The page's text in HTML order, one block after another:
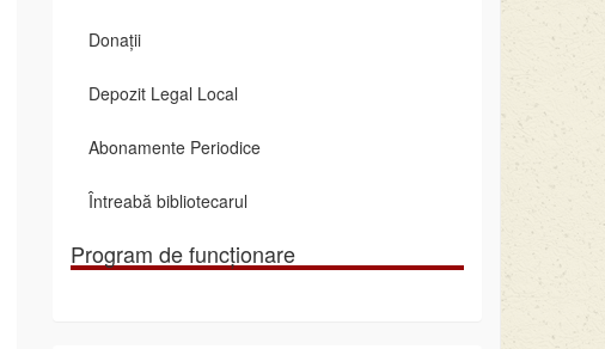
Donații
Depozit Legal Local
Abonamente Periodice
Întreabă bibliotecarul
Program de funcționare